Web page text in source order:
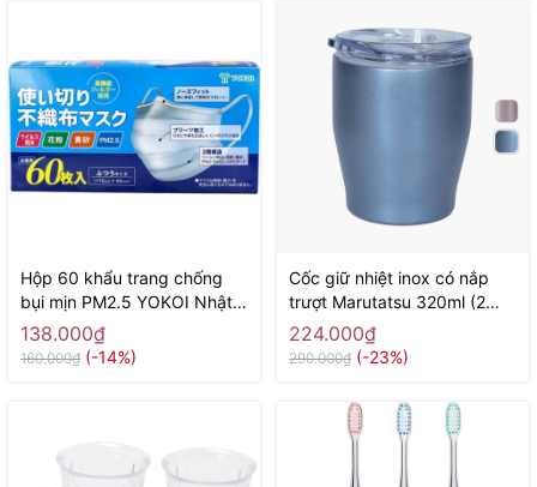
Hộp 60 khẩu trang chống
bụi mịn PM2.5 YOKOI Nhật
Bản - Hàng Nhật nội địa
138.000₫
160.000₫ (-14%)
Cốc giữ nhiệt inox có nắp
trượt Marutatsu 320ml (2
màu blue, pink)
224.000₫
290.000₫ (-23%)